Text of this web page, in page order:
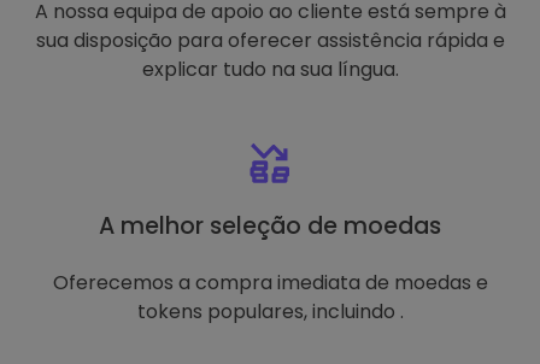
A nossa equipa de apoio ao cliente está sempre à
sua disposição para oferecer assistência rápida e
explicar tudo na sua língua.
A melhor seleção de moedas
Oferecemos a compra imediata de moedas e
tokens populares, incluindo .